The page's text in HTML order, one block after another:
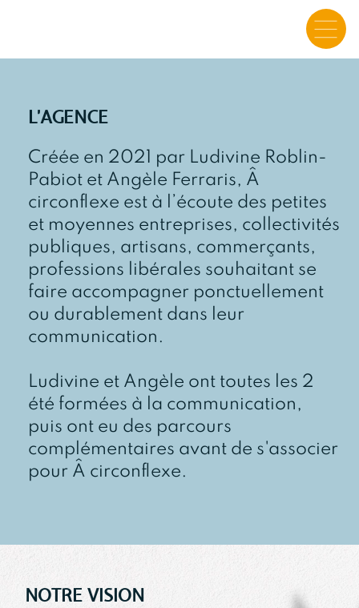
L'AGENCE
Créée en 2021 par Ludivine Roblin-
Pabiot et Angèle Ferraris, Â
circonflexe est à l’écoute des petites
et moyennes entreprises, collectivités
publiques, artisans, commerçants,
professions libérales souhaitant se
faire accompagner ponctuellement
ou durablement dans leur
communication.
Ludivine et Angèle ont toutes les 2
été formées à la communication,
puis ont eu des parcours
complémentaires avant de s'associer
pour Â circonflexe.
NOTRE VISION